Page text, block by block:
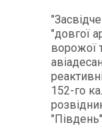
"довгої
ворожої
152-го